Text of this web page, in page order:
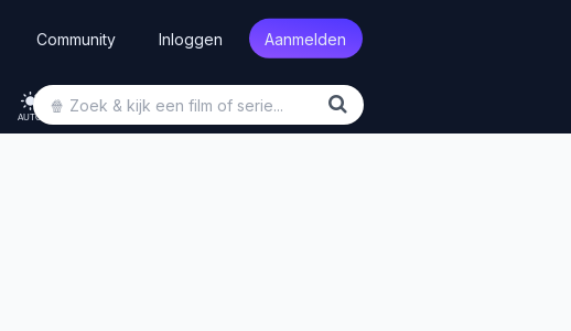
Community Inloggen Aanmelden
AUTO